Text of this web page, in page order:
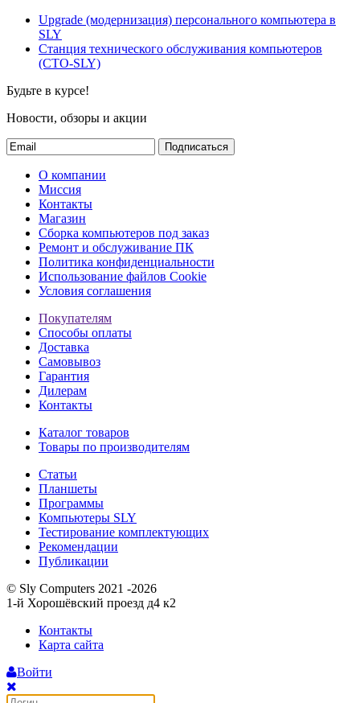
Upgrade (модернизация) персонального компьютера в
SLY
Станция технического обслуживания компьютеров
(СТО-SLY)
Будьте в курсе!
Новости, обзоры и акции
Подписаться
О компании
Миссия
Контакты
Магазин
Сборка компьютеров под заказ
Ремонт и обслуживание ПК
Политика конфиденциальности
Использование файлов Cookie
Условия соглашения
Покупателям
Способы оплаты
Доставка
Самовывоз
Гарантия
Дилерам
Контакты
Каталог товаров
Товары по производителям
Статьи
Планшеты
Программы
Компьютеры SLY
Тестирование комплектующих
Рекомендации
Публикации
© Sly Computers 2021 -2026
1-й Хорошёвский проезд д4 к2
Контакты
Карта сайта
Войти